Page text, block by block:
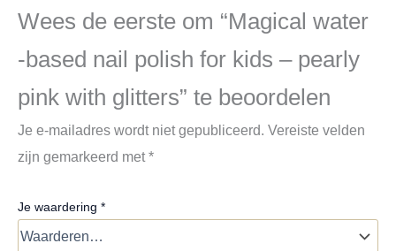
Wees de eerste om “Magical water
-based nail polish for kids – pearly
pink with glitters” te beoordelen
Je e-mailadres wordt niet gepubliceerd. Vereiste velden
zijn gemarkeerd met*
Je waardering *